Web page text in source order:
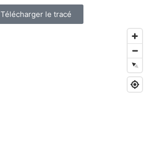
Télécharger le tracé